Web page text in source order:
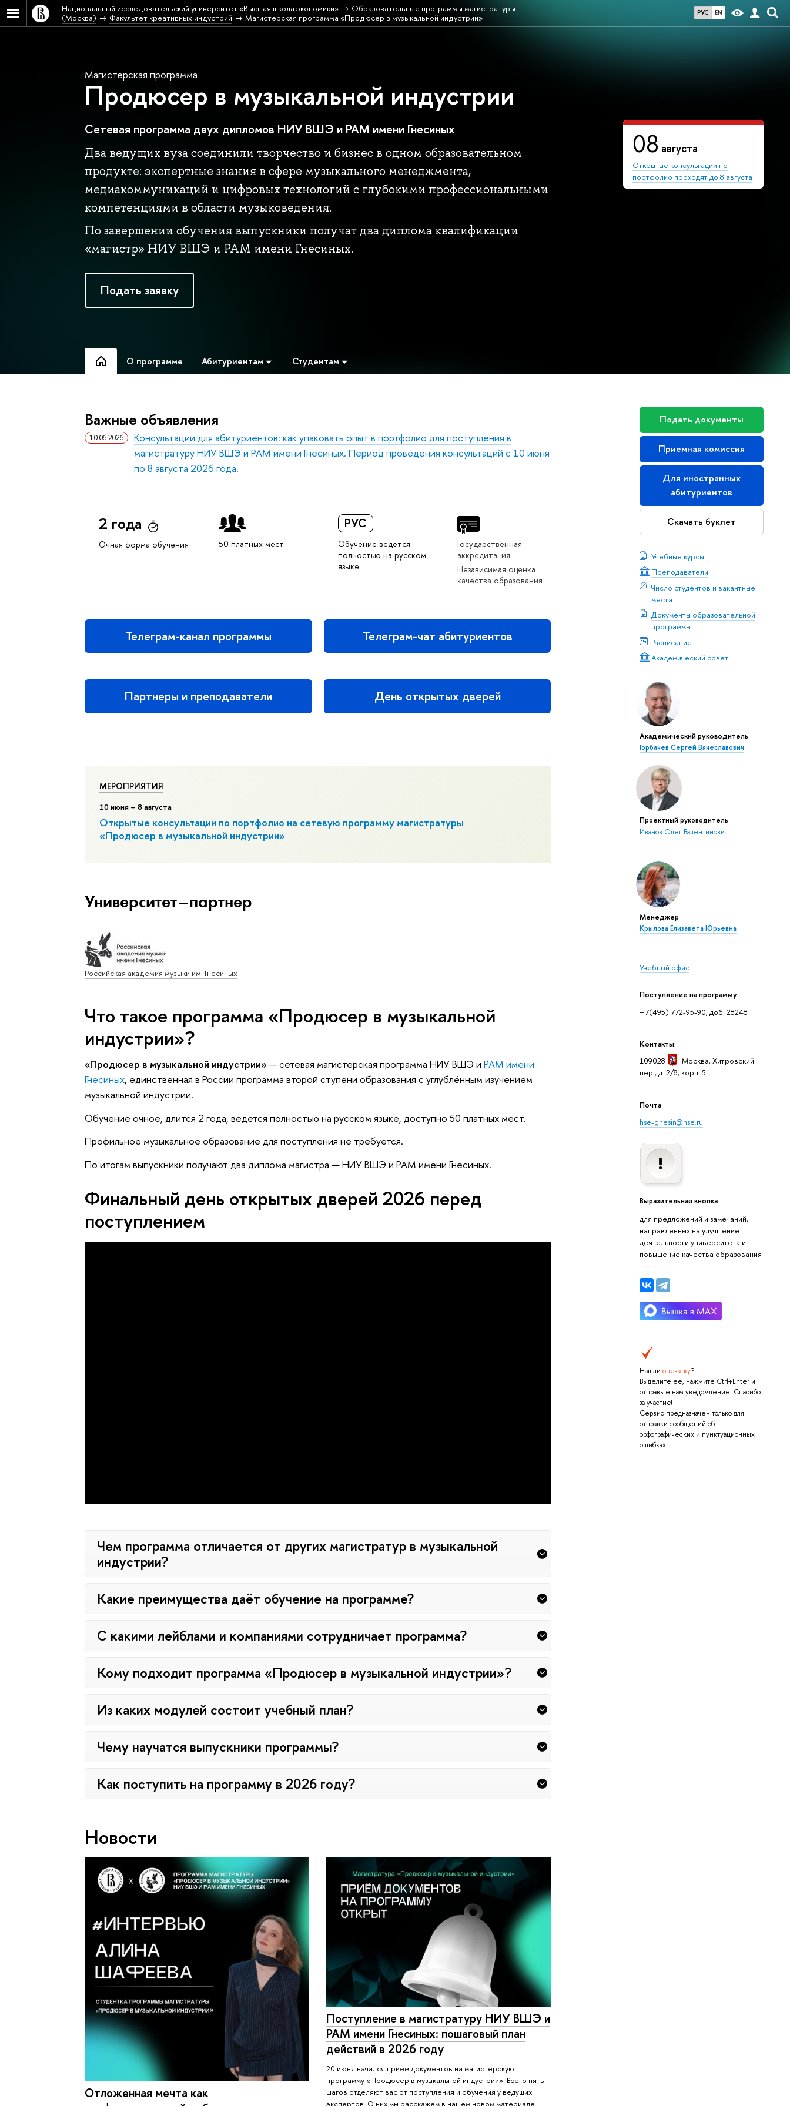
РУС EN
Национальный исследовательский университет «Высшая школа экономики»
Образовательные программы магистратуры
(Москва)
Факультет креативных индустрий Магистерская программа «Продюсер в музыкальной индустрии»
08 августа
Открытые консультации по
портфолио проходят до 8 августа
Магистерская программа
Продюсер в музыкальной индустрии
Сетевая программа двух дипломов НИУ ВШЭ и РАМ имени Гнесиных
Два ведущих вуза соединили творчество и бизнес в одном образовательном
продукте: экспертные знания в сфере музыкального менеджмента,
медиакоммуникаций и цифровых технологий с глубокими профессиональными
компетенциями в области музыковедения.
По завершении обучения выпускники получат два диплома квалификации
«магистр» НИУ ВШЭ и РАМ имени Гнесиных.
Подать заявку
О программе Абитуриентам Студентам
Подать документы
Приемная комиссия
Для иностранных
абитуриентов
Скачать буклет
Учебные курсы
Преподаватели
Число студентов и вакантные
места
Документы образовательной
программы
Расписание
Академический совет
Академический руководитель
Горбачев Сергей Вячеславович
Проектный руководитель
Иванов Олег Валентинович
Менеджер
Крылова Елизавета Юрьевна
Учебный офис
Поступление на программу
+7(495) 772-95-90, доб. 28248
Контакты:
109028
Москва, Хитровский
пер., д. 2/8, корп. 5
Почта
hse-gnesin@hse.ru
Выразительная кнопка
для предложений и замечаний,
направленных на улучшение
деятельности университета и
повышение качества образования
Нашли опечатку?
Выделите её, нажмите Ctrl+Enter и
отправьте нам уведомление. Спасибо
за участие!
Сервис предназначен только для
отправки сообщений об
орфографических и пунктуационных
ошибках.
Важные объявления
10.06.2026
Консультации для абитуриентов: как упаковать опыт в портфолио для поступления в
магистратуру НИУ ВШЭ и РАМ имени Гнесиных. Период проведения консультаций с 10 июня
по 8 августа 2026 года.
2 года
Очная форма обучения 50 платных мест
РУС
Обучение ведётся
полностью на русском
языке
Государственная
аккредитация
Независимая оценка
качества образования
Телеграм-канал программы Телеграм-чат абитуриентов
Партнеры и преподаватели День открытых дверей
МЕРОПРИЯТИЯ
10июня – 8 августа
Открытые консультации по портфолио на сетевую программу магистратуры
«Продюсер в музыкальной индустрии»
Университет–партнер
Российская академия музыки им. Гнесиных
Что такое программа «Продюсер в музыкальной
индустрии»?
«Продюсер в музыкальной индустрии»— сетевая магистерская программа НИУ ВШЭ иРАМ имени
Гнесиных, единственная в России программа второй ступени образования с углублённым изучением
музыкальной индустрии.
Обучение очное, длится 2 года, ведётся полностью на русском языке, доступно 50 платных мест.
Профильное музыкальное образование для поступления не требуется.
По итогам выпускники получают два диплома магистра — НИУ ВШЭ и РАМ имени Гнесиных.
Финальный день открытых дверей 2026 перед
поступлением
Чем программа отличается от других магистратур в музыкальной
индустрии?
Какие преимущества даёт обучение на программе?
С какими лейблами и компаниями сотрудничает программа?
Кому подходит программа «Продюсер в музыкальной индустрии»?
Из каких модулей состоит учебный план?
Чему научатся выпускники программы?
Как поступить на программу в 2026 году?
Новости
Отложенная мечта как
Поступление в магистратуру НИУ ВШЭ и
РАМ имени Гнесиных: пошаговый план
действий в 2026 году
20 июня начался прием документов на магистерскую
программу «Продюсер в музыкальной индустрии». Всего пять
шагов отделяют вас от поступления и обучения у ведущих
экспертов. О них мы расскажем в нашем новом материале.